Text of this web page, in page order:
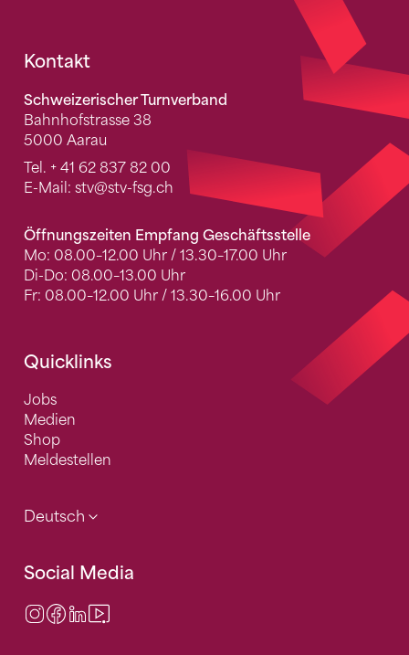
Fusszeile
Kontakt
Schweizerischer Turnverband
Bahnhofstrasse 38
5000 Aarau
Tel. + 41 62 837 82 00
E-Mail: stv@stv-fsg.ch
Öffnungszeiten Empfang Geschäftsstelle
Mo: 08.00–12.00 Uhr / 13.30–17.00 Uhr
Di-Do: 08.00–13.00 Uhr
Fr: 08.00–12.00 Uhr / 13.30–16.00 Uhr
Quicklinks
Jobs
Medien
Shop
Meldestellen
Deutsch
Social Media
Instagram
Facebook
LinkedIn